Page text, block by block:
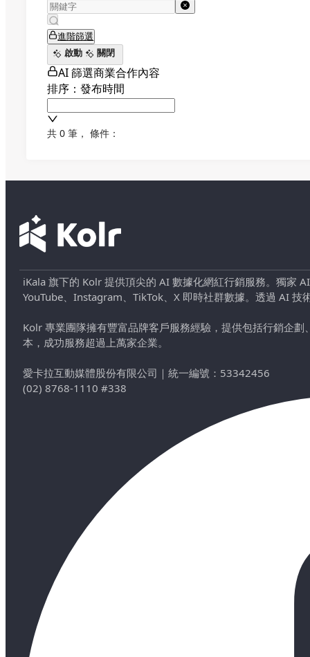
進階篩選
啟動
關閉
AI 篩選商業合作內容
排序：發布時間
共 0 筆 ， 條件：
iKala 旗下的 Kolr 提供頂尖的 AI 數據化網紅行銷服務。獨家
YouTube、Instagram、TikTok、X 即時社群數據。透過 AI
Kolr 專業團隊擁有豐富品牌客戶服務經驗，提供包括行銷企
本，成功服務超過上萬家企業。
愛卡拉互動媒體股份有限公司 ｜ 統一編號：53342456
(02) 8768-1110 #338